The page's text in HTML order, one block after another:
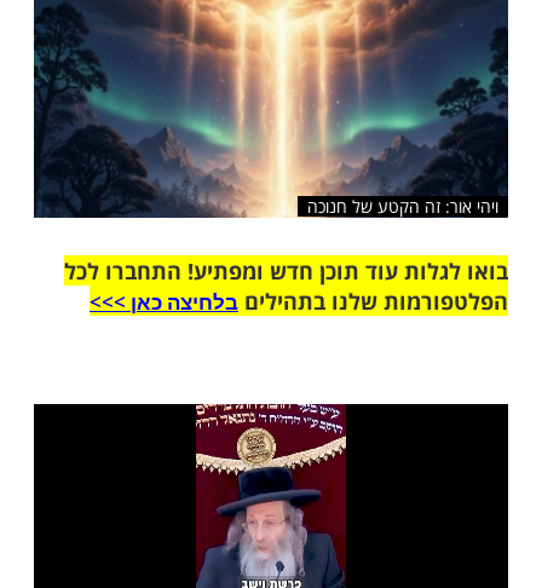
עוד תוכן חדש ומפתיע! התחברו לכל
שלנו בתהיליםבלחיצה כאן >>>​